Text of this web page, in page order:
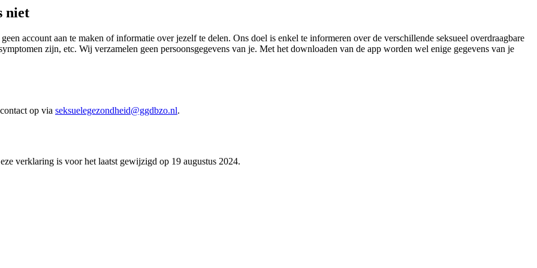
niet
account aan te maken of informatie over jezelf te delen. Ons doel is enkel te informeren over de verschillende seksueel overdraagbare
zijn, etc. Wij verzamelen geen persoonsgegevens van je. Met het downloaden van de app worden wel enige gegevens van je
op via seksuelegezondheid@ggdbzo.nl.
verklaring is voor het laatst gewijzigd op 19 augustus 2024.